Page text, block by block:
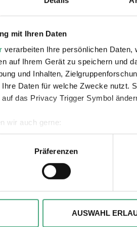
mit Ihren Daten
verarbeiten Ihre persönlichen
auf Ihrem Gerät zu speichern und
und Inhalten,
Daten für welche Zwecke nutzt.
das Privacy Trigger Symbol
wir auch gerne:
Lage erfassen, welche
nach bestimmten Merkmalen
Ihre persönlichen Daten
um Inhalte und Anzeigen zu
zu analysieren. Außerdem geben
Präferenzen
AUSWAHL
Völklinger Hütte
gegen eine Metro-
erfasst. Die Künstlerin
staatliche Reaktion darauf.
um das Ausmaß der
von Gummigeschossen
zielten. 460